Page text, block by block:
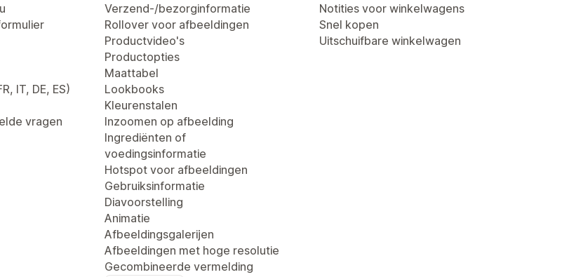
IT, DE, ES)
vragen
Verzend-/bezorginformatie
Rollover voor afbeeldingen
Productvideo's
Productopties
Maattabel
Lookbooks
Kleurenstalen
Inzoomen op afbeelding
Ingrediënten of
voedingsinformatie
Hotspot voor afbeeldingen
Gebruiksinformatie
Diavoorstelling
Animatie
Afbeeldingsgalerijen
Afbeeldingen met hoge resolutie
Gecombineerde vermelding
Notities voor winkelwagens
Snel kopen
Uitschuifbare winkelwagen